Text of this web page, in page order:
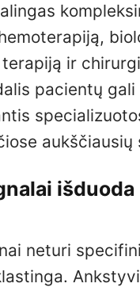
ir
pacientų gali
aukščiausių
neturi